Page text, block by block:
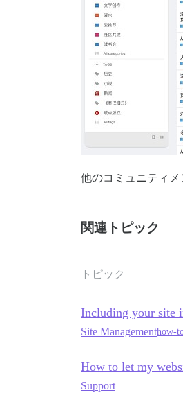
他のコミュニティ
関連トピック
トピック
Including your site
Site Managementhow-
How to let my
Support